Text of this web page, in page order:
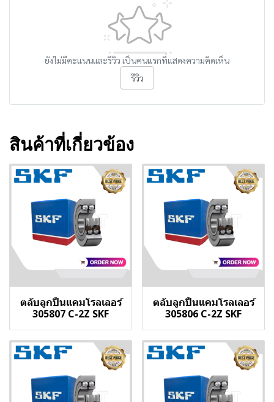
ยังไม่มีคะแนนและรีวิว เป็นคนแรกที่แสดงความคิดเห็น
รีวิว
สินค้าที่เกี่ยวข้อง
ตลับลูกปืนแคมโรลเลอร์
305807 C-2Z SKF
ตลับลูกปืนแคมโรลเลอร์
305806 C-2Z SKF